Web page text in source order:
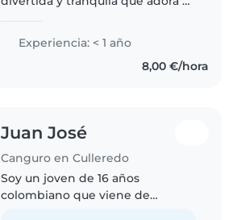
empiezo en el cuidado infantil,
tengo experiencia con niños en
edad de guardería y primaria...
Experiencia: < 1 año
8,00 €/hora
Juan José
Canguro en Culleredo
Soy un joven de 16 años
colombiano que viene de